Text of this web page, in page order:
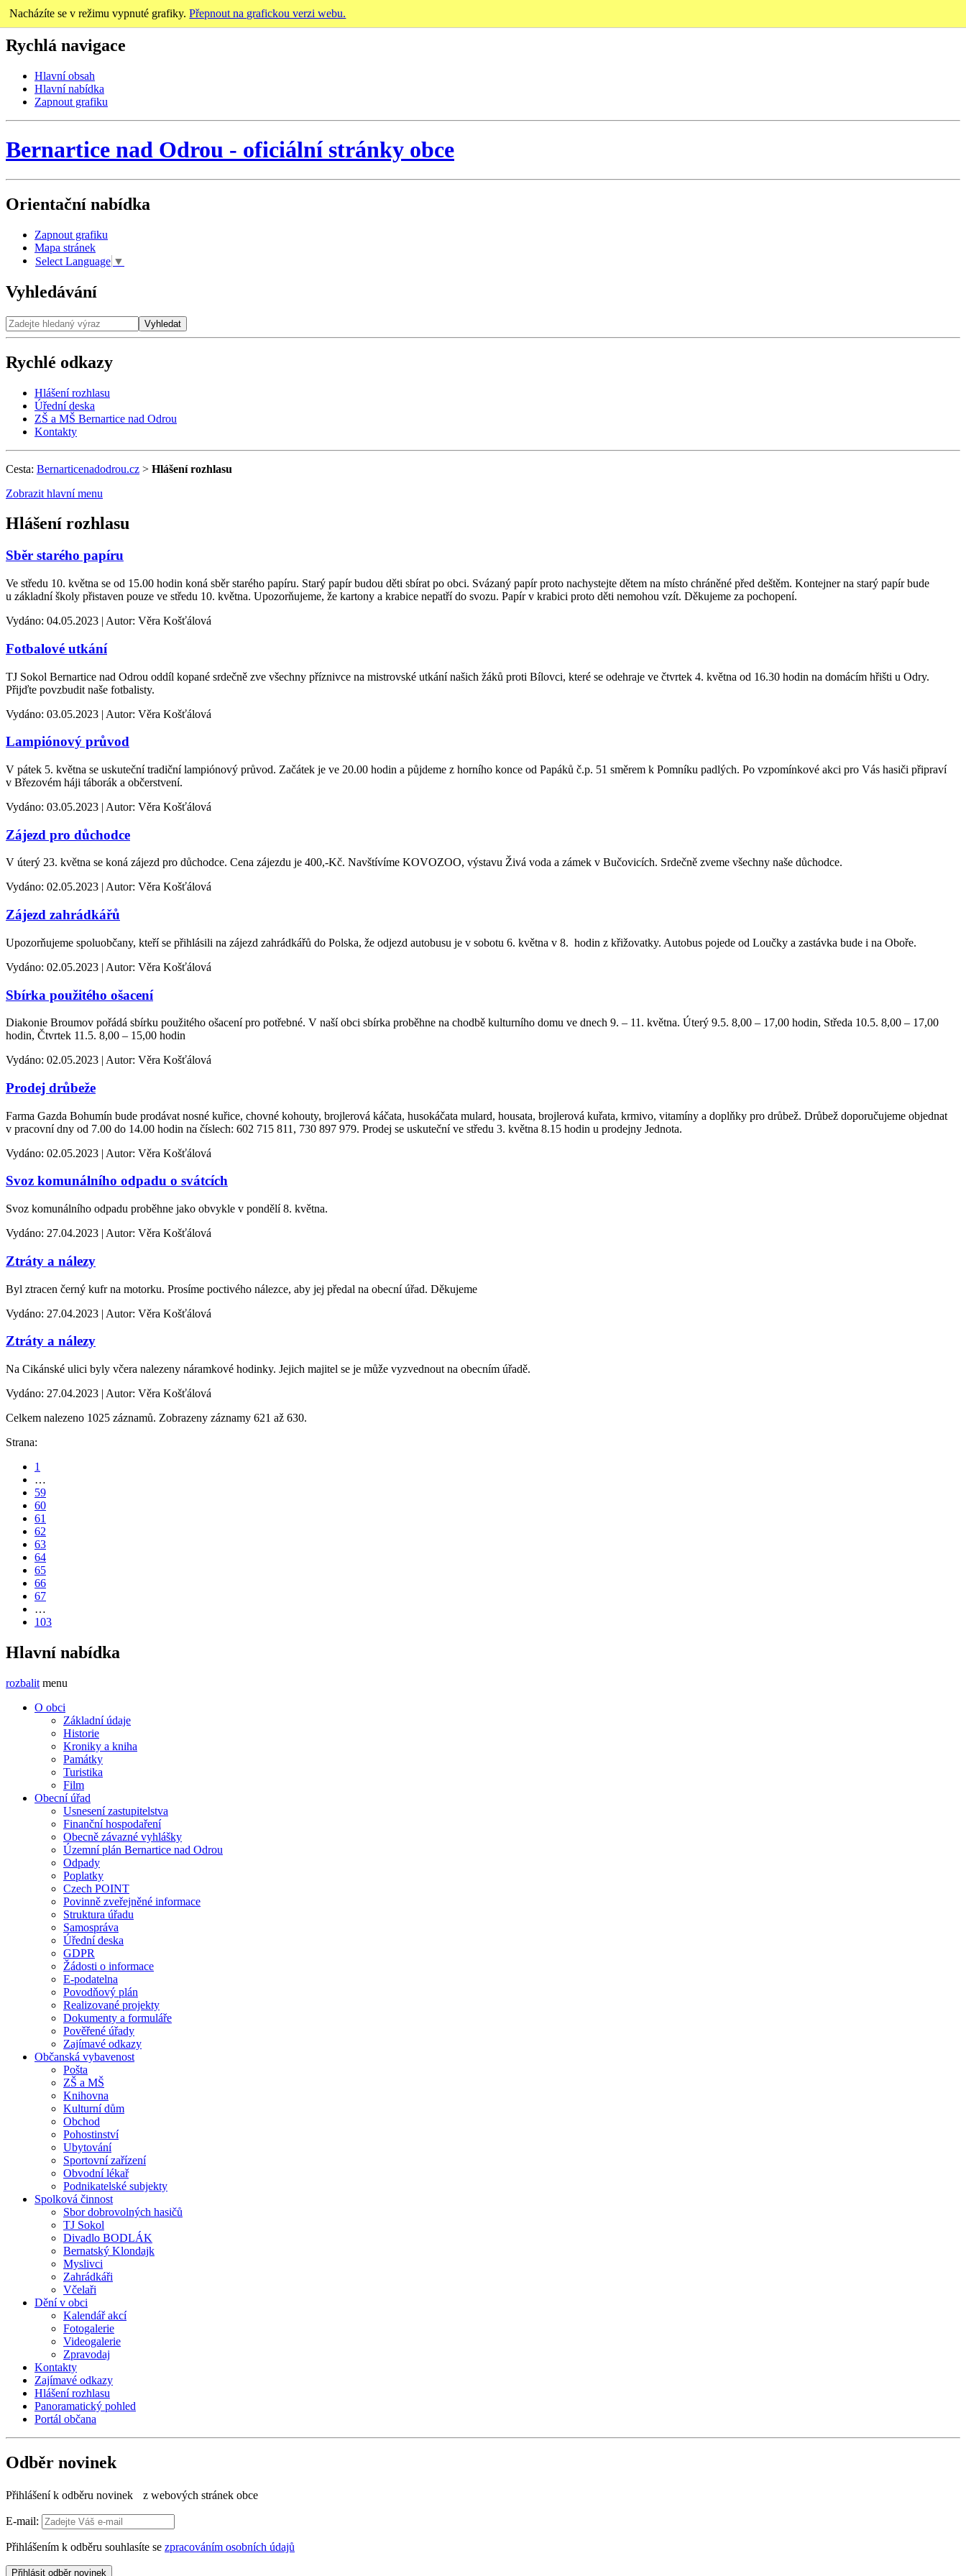
Nacházíte se v režimu vypnuté grafiky.Přepnout na grafickou verzi webu.
Rychlá navigace
Hlavní obsah
Hlavní nabídka
Zapnout grafiku
Bernartice nad Odrou - oficiální stránky obce
Orientační nabídka
Zapnout grafiku
Mapa stránek
Select Language ▼
Vyhledávání
Vyhledat
Rychlé odkazy
Hlášení rozhlasu
Úřední deska
ZŠ a MŠ Bernartice nad Odrou
Kontakty
Cesta: Bernarticenadodrou.cz > Hlášení rozhlasu
Zobrazit hlavní menu
Hlášení rozhlasu
Sběr starého papíru
Ve středu 10. května se od 15.00 hodin koná sběr starého papíru. Starý papír budou děti sbírat po obci. Svázaný papír proto nachystejte dětem na místo chráněné před deštěm. Kontejner na starý papír bude
u základní školy přistaven pouze ve středu 10. května. Upozorňujeme, že kartony a krabice nepatří do svozu. Papír v krabici proto děti nemohou vzít. Děkujeme za pochopení.
Vydáno: 04.05.2023 | Autor: Věra Košťálová
Fotbalové utkání
TJ Sokol Bernartice nad Odrou oddíl kopané srdečně zve všechny příznivce na mistrovské utkání našich žáků proti Bílovci, které se odehraje ve čtvrtek 4. května od 16.30 hodin na domácím hřišti u Odry.
Přijďte povzbudit naše fotbalisty.
Vydáno: 03.05.2023 | Autor: Věra Košťálová
Lampiónový průvod
V pátek 5. května se uskuteční tradiční lampiónový průvod. Začátek je ve 20.00 hodin a půjdeme z horního konce od Papáků č.p. 51 směrem k Pomníku padlých. Po vzpomínkové akci pro Vás hasiči připraví
v Březovém háji táborák a občerstvení.
Vydáno: 03.05.2023 | Autor: Věra Košťálová
Zájezd pro důchodce
V úterý 23. května se koná zájezd pro důchodce. Cena zájezdu je 400,-Kč. Navštívíme KOVOZOO, výstavu Živá voda a zámek v Bučovicích. Srdečně zveme všechny naše důchodce.
Vydáno: 02.05.2023 | Autor: Věra Košťálová
Zájezd zahrádkářů
Upozorňujeme spoluobčany, kteří se přihlásili na zájezd zahrádkářů do Polska, že odjezd autobusu je v sobotu 6. května v 8. hodin z křižovatky. Autobus pojede od Loučky a zastávka bude i na Oboře.
Vydáno: 02.05.2023 | Autor: Věra Košťálová
Sbírka použitého ošacení
Diakonie Broumov pořádá sbírku použitého ošacení pro potřebné. V naší obci sbírka proběhne na chodbě kulturního domu ve dnech 9. – 11. května. Úterý 9.5. 8,00 – 17,00 hodin, Středa 10.5. 8,00 – 17,00
hodin, Čtvrtek 11.5. 8,00 – 15,00 hodin
Vydáno: 02.05.2023 | Autor: Věra Košťálová
Prodej drůbeže
Farma Gazda Bohumín bude prodávat nosné kuřice, chovné kohouty, brojlerová káčata, husokáčata mulard, housata, brojlerová kuřata, krmivo, vitamíny a doplňky pro drůbež. Drůbež doporučujeme objednat
v pracovní dny od 7.00 do 14.00 hodin na číslech: 602 715 811, 730 897 979. Prodej se uskuteční ve středu 3. května 8.15 hodin u prodejny Jednota.
Vydáno: 02.05.2023 | Autor: Věra Košťálová
Svoz komunálního odpadu o svátcích
Svoz komunálního odpadu proběhne jako obvykle v pondělí 8. května.
Vydáno: 27.04.2023 | Autor: Věra Košťálová
Ztráty a nálezy
Byl ztracen černý kufr na motorku. Prosíme poctivého nálezce, aby jej předal na obecní úřad. Děkujeme
Vydáno: 27.04.2023 | Autor: Věra Košťálová
Ztráty a nálezy
Na Cikánské ulici byly včera nalezeny náramkové hodinky. Jejich majitel se je může vyzvednout na obecním úřadě.
Vydáno: 27.04.2023 | Autor: Věra Košťálová
Celkem nalezeno 1025 záznamů. Zobrazeny záznamy 621 až 630.
Strana:
1
…
59
60
61
62
63
64
65
66
67
…
103
Hlavní nabídka
rozbalit menu
O obci
Základní údaje
Historie
Kroniky a kniha
Památky
Turistika
Film
Obecní úřad
Usnesení zastupitelstva
Finanční hospodaření
Obecně závazné vyhlášky
Územní plán Bernartice nad Odrou
Odpady
Poplatky
Czech POINT
Povinně zveřejněné informace
Struktura úřadu
Samospráva
Úřední deska
GDPR
Žádosti o informace
E-podatelna
Povodňový plán
Realizované projekty
Dokumenty a formuláře
Pověřené úřady
Zajímavé odkazy
Občanská vybavenost
Pošta
ZŠ a MŠ
Knihovna
Kulturní dům
Obchod
Pohostinství
Ubytování
Sportovní zařízení
Obvodní lékař
Podnikatelské subjekty
Spolková činnost
Sbor dobrovolných hasičů
TJ Sokol
Divadlo BODLÁK
Bernatský Klondajk
Myslivci
Zahrádkáři
Včelaři
Dění v obci
Kalendář akcí
Fotogalerie
Videogalerie
Zpravodaj
Kontakty
Zajímavé odkazy
Hlášení rozhlasu
Panoramatický pohled
Portál občana
Odběr novinek
Přihlášení k odběru novinek z webových stránek obce
E-mail:
Přihlášením k odběru souhlasíte se zpracováním osobních údajů
Přihlásit odběr novinek